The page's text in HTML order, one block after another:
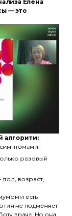
Елена
— это
алгоритм:
разовый
возраст,
и есть
не подменяет
врача. Но она